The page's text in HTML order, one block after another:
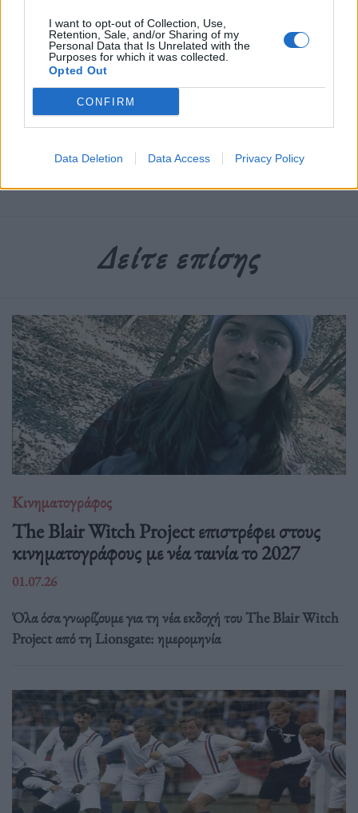
I want to opt-out of Collection, Use,
Retention, Sale, and/or Sharing of my
Personal Data that Is Unrelated with the
Purposes for which it was collected.
Opted Out
CONFIRM
Data Deletion Data Access Privacy Policy
Διαβάστε περισσότερα
Δημοσιεύθηκε σεΚινηματογράφος |
Νικολαίδης,Ο Χαμένος Τα Παίρνει Όλα,Πρωινή Περίπολος,
Τα Κουρέλια Τραγουδάνε Ακόμα
Δείτε επίσης
Κινηματογράφος
The Blair Witch Project επιστρέφει στους
κινηματογράφους με νέα ταινία το 2027
01.07.26
Όλα όσα γνωρίζουμε για τη νέα εκδοχή του The Blair Witch
Project από τη Lionsgate: ημερομηνία